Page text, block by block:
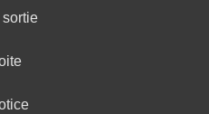
sortie